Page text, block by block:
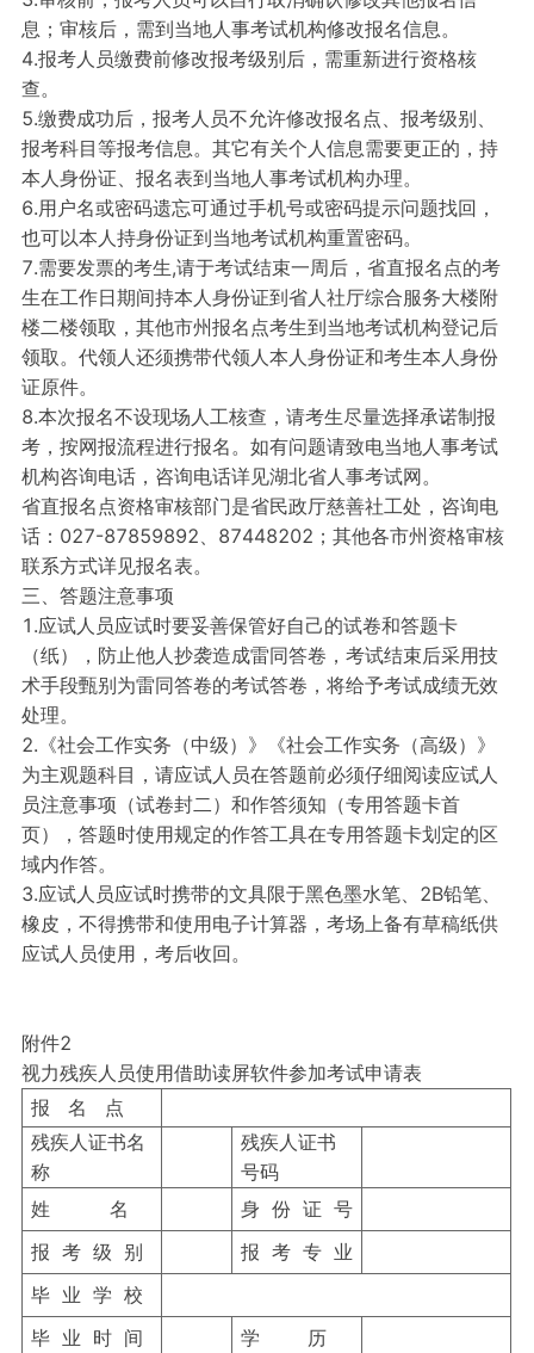
息；审核后，需到当地人事考试机构修改报名信息。
4.报考人员缴费前修改报考级别后，需重新进行资格核
查。
5.缴费成功后，报考人员不允许修改报名点、报考级别、
报考科目等报考信息。其它有关个人信息需要更正的，持
本人身份证、报名表到当地人事考试机构办理。
6.用户名或密码遗忘可通过手机号或密码提示问题找回，
也可以本人持身份证到当地考试机构重置密码。
7.需要发票的考生,请于考试结束一周后，省直报名点的考
生在工作日期间持本人身份证到省人社厅综合服务大楼附
楼二楼领取，其他市州报名点考生到当地考试机构登记后
领取。代领人还须携带代领人本人身份证和考生本人身份
证原件。
8.本次报名不设现场人工核查，请考生尽量选择承诺制报
考，按网报流程进行报名。如有问题请致电当地人事考试
机构咨询电话，咨询电话详见湖北省人事考试网。
省直报名点资格审核部门是省民政厅慈善社工处，咨询电
话：027-87859892、87448202；其他各市州资格审核
联系方式详见报名表。
三、答题注意事项
1.应试人员应试时要妥善保管好自己的试卷和答题卡
（纸），防止他人抄袭造成雷同答卷，考试结束后采用技
术手段甄别为雷同答卷的考试答卷，将给予考试成绩无效
处理。
2.《社会工作实务（中级）》《社会工作实务（高级）》
为主观题科目，请应试人员在答题前必须仔细阅读应试人
员注意事项（试卷封二）和作答须知（专用答题卡首
页），答题时使用规定的作答工具在专用答题卡划定的区
域内作答。
3.应试人员应试时携带的文具限于黑色墨水笔、2B铅笔、
橡皮，不得携带和使用电子计算器，考场上备有草稿纸供
应试人员使用，考后收回。
附件2
视力残疾人员使用借助读屏软件参加考试申请表
报 名 点
残疾人证书名
称
残疾人证书
号码
姓 名
身 份 证 号
报 考 级 别
报 考 专 业
毕 业 学 校
毕 业 时 间
学 历